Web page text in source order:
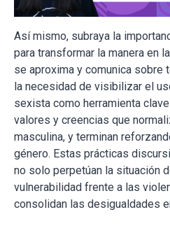
Así mismo, subraya la
para transformar la manera en
se aproxima y comunica sobre
la necesidad de visibilizar el
sexista como herramienta
valores y creencias que
masculina, y terminan
género. Estas prácticas
no solo perpetúan la situación
vulnerabilidad frente a las
consolidan las desigualdades